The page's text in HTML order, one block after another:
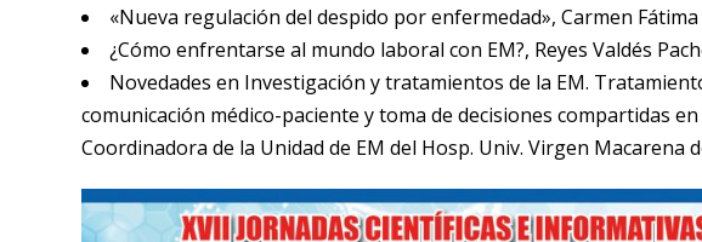
«Nueva regulación del despido por enfermedad», Carmen
¿Cómo enfrentarse al mundo laboral con EM?, Reyes Valdés
Novedades en Investigación y tratamientos de la EM.
comunicación médico-paciente y toma de decisiones compartidas
Coordinadora de la Unidad de EM del Hosp. Univ. Virgen Macarena